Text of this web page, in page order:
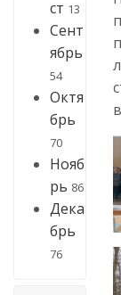
ст 13
Сент
ябрь
54
Октя
брь
70
Нояб
рь 86
Дека
брь
76